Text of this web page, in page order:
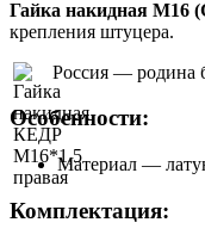
Гайка накидная М16
крепления штуцера.
Россия — родина
Особенности:
Материал —
Комплектация: